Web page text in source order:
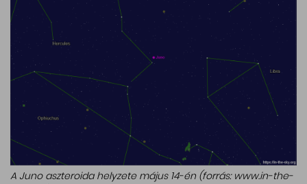
A Juno aszteroida helyzete május 14-én (forrás: www.in-the-